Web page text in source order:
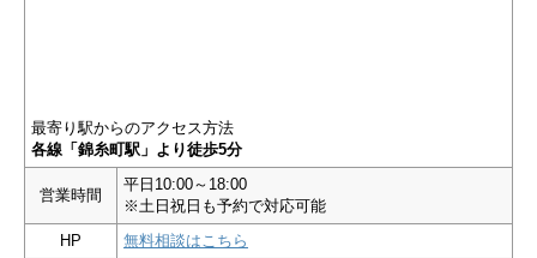
最寄り駅からのアクセス方法
各線「錦糸町駅」より徒歩5分
営業時間
平日10:00～18:00
※土日祝日も予約で対応可能
HP
無料相談はこちら